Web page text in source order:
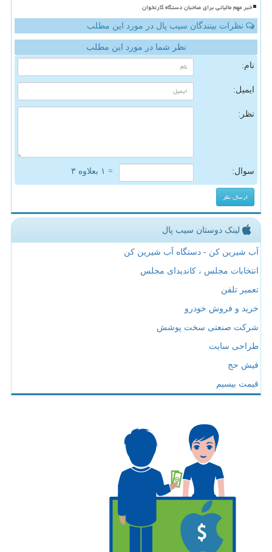
خبر مهم مالیاتی برای صاحبان دستگاه کارتخوان
نظرات بینندگان سیب پال در مورد این مطلب
نظر شما در مورد این مطلب
نام:
ایمیل:
نظر:
سوال: = ۱ بعلاوه ۳
لینک دوستان سیب پال
آب شیرین کن - دستگاه آب شیرین کن
انتخابات مجلس ، کاندیدای مجلس
تعمیر تلفن
خرید و فروش خودرو
شرکت صنعتی سخت پوشش
طراحی سایت
فیش حج
قیمت بیسیم